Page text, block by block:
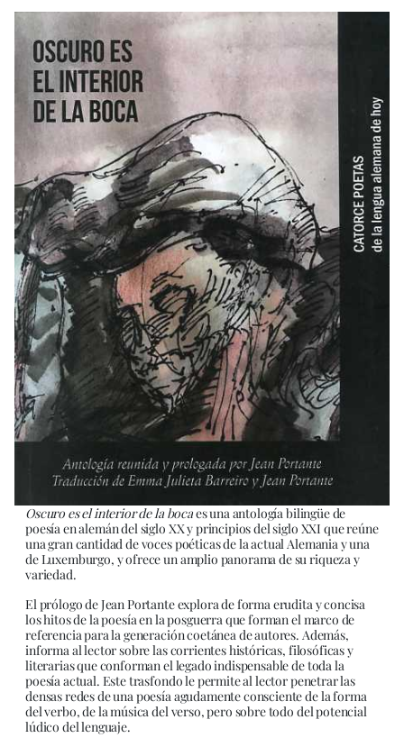
Oscuro es el interior de la bocaes una antología bilingüe de
poesía en alemán del siglo XX y principios del siglo XXI que reúne
una gran cantidad de voces poéticas de la actual Alemania y una
de Luxemburgo, y ofrece un amplio panorama de su riqueza y
variedad.
El prólogo de Jean Portante explora de forma erudita y concisa
los hitos de la poesía en la posguerra que forman el marco de
referencia para la generación coetánea de autores. Además,
informa al lector sobre las corrientes históricas, filosóficas y
literarias que conforman el legado indispensable de toda la
poesía actual. Este trasfondo le permite al lector penetrar las
densas redes de una poesía agudamente consciente de la forma
del verbo, de la música del verso, pero sobre todo del potencial
lúdico del lenguaje.